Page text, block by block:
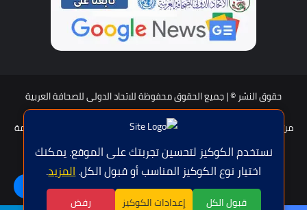
نستخدم الكوكيز لتحسين تجربتك على الموقع. يمكنك
اختيار نوع الكوكيز المناسب أو قبول الكل.المزيد.
قبول الكل إعدادات الكوكيز رفض
حقوق النشر © | جميع الحقوق محفوظة للاتحاد الدولى للصحافة العربية
2026
من نحن؟
عضوية الإتحاد سياسة الخصوصية
شروط الخدمة
اتصل بنا
فيسبوكتويتر يوتيوبواتساب
اللغة | Langue